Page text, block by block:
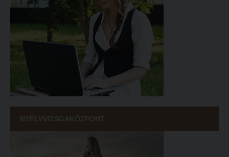
NYELVVIZSGAKÖZPONT